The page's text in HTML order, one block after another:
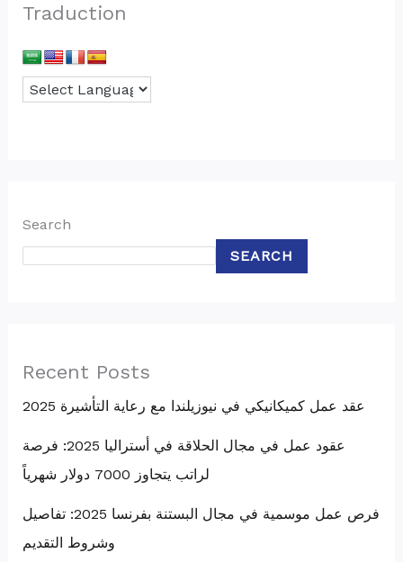
Traduction
Search
SEARCH
Recent Posts
عقد عمل كميكانيكي في نيوزيلندا مع رعاية التأشيرة 2025
عقود عمل في مجال الحلاقة في أستراليا 2025: فرصة
لراتب يتجاوز 7000 دولار شهرياً
فرص عمل موسمية في مجال البستنة بفرنسا 2025: تفاصيل
وشروط التقديم